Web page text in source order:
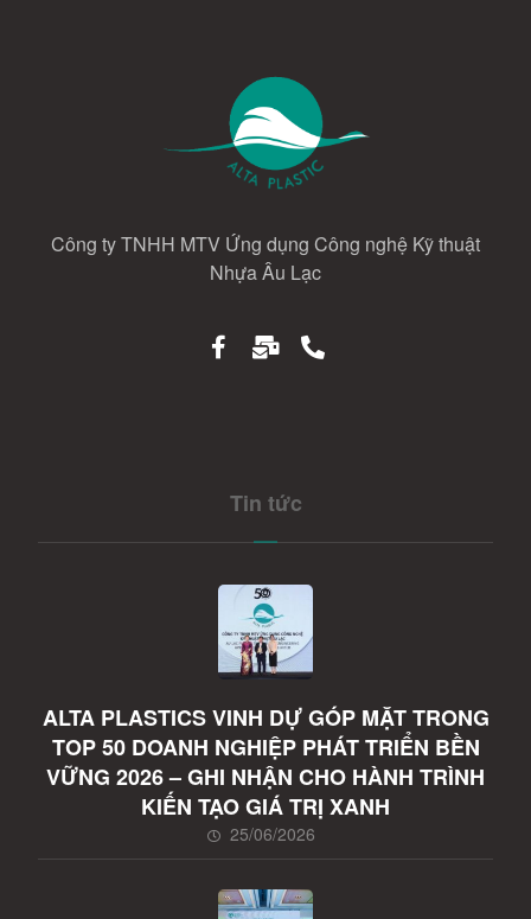
Công ty TNHH MTV Ứng dụng Công nghệ Kỹ thuật
Nhựa Âu Lạc
Tin tức
ALTA PLASTICS VINH DỰ GÓP MẶT TRONG
TOP 50 DOANH NGHIỆP PHÁT TRIỂN BỀN
VỮNG 2026 – GHI NHẬN CHO HÀNH TRÌNH
KIẾN TẠO GIÁ TRỊ XANH
25/06/2026